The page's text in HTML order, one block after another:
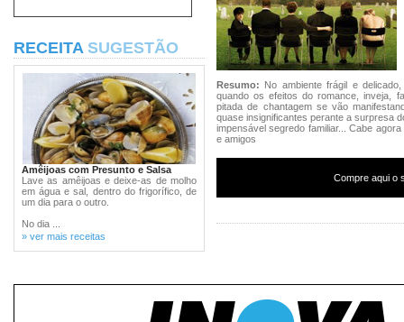
RECEITA SUGESTÃO
Amêijoas com Presunto e Salsa
Lave as amêijoas e deixe-as de molho
em água e sal, dentro do frigorífico, de
um dia para o outro.
No dia ...
» ver mais receitas
Resumo: No ambiente frágil e
quando os efeitos do romance, inveja,
pitada de chantagem se vão
quase insignificantes perante a surpresa
impensável segredo familiar... Cabe
e amigos
Compre aqui o